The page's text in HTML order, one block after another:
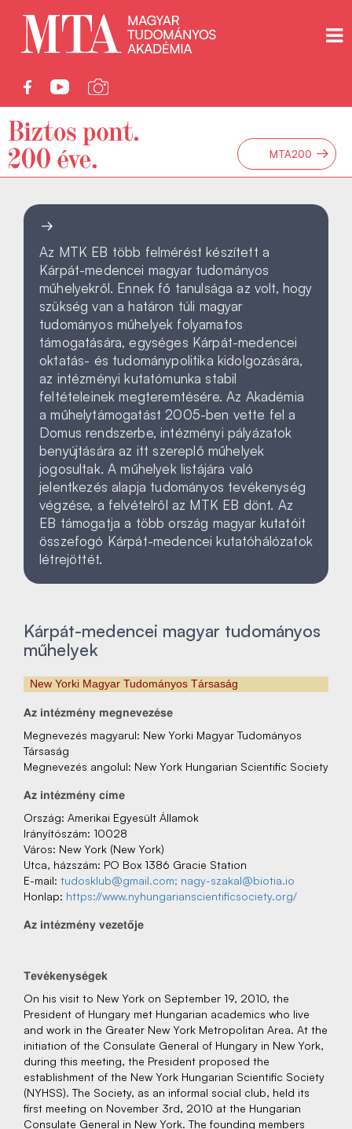
MTA200 →
Az MTK EB több felmérést készített a
Kárpát-medencei magyar tudományos
műhelyekről. Ennek fő tanulsága az volt, hogy
szükség van a határon túli magyar
tudományos műhelyek folyamatos
támogatására, egységes Kárpát-medencei
oktatás- és tudománypolitika kidolgozására,
az intézményi kutatómunka stabil
feltételeinek megteremtésére. Az Akadémia
a műhelytámogatást 2005-ben vette fel a
Domus rendszerbe, intézményi pályázatok
benyújtására az itt szereplő műhelyek
jogosultak. A műhelyek listájára való
jelentkezés alapja tudományos tevékenység
végzése, a felvételről az MTK EB dönt. Az
EB támogatja a több ország magyar kutatóit
összefogó Kárpát-medencei kutatóhálózatok
létrejöttét.
Kárpát-medencei magyar tudományos
műhelyek
New Yorki Magyar Tudományos Társaság
Az‌ intézmény‌ megnevezése
Megnevezés‌ magyarul: New Yorki Magyar Tudományos
Társaság
Megnevezés‌ angolul: New York Hungarian Scientific Society
Az‌ intézmény‌ címe
Ország: Amerikai Egyesült Államok
Irányítószám: 10028
Város: New York (New York)
Utca, házszám: PO Box 1386 Gracie Station
E-mail: tudosklub@gmail.com; nagy-szakal@biotia.io
Honlap: https://www.nyhungarianscientificsociety.org/
Az‌ intézmény‌ vezetője
Tevékenységek
On his visit to New York on September 19, 2010, the
President of Hungary met Hungarian academics who live
and work in the Greater New York Metropolitan Area. At the
initiation of the Consulate General of Hungary in New York,
during this meeting, the President proposed the
establishment of the New York Hungarian Scientific Society
(NYHSS). The Society, as an informal social club, held its
first meeting on November 3rd, 2010 at the Hungarian
Consulate General in New York. The founding members